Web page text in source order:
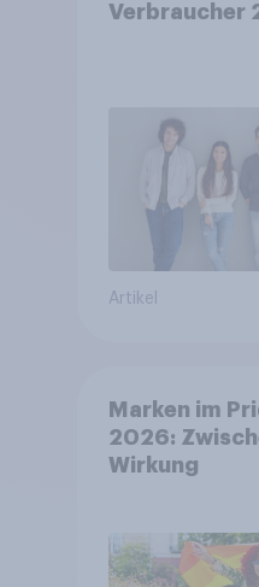
Verbraucher
Artikel
Marken im
2026:
Wirkung